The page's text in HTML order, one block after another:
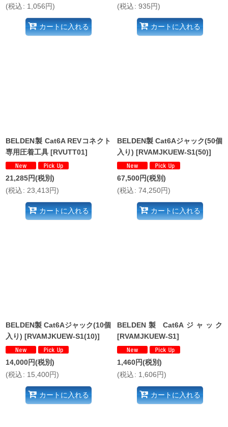
(税込: 1,056円)
カートに入れる
(税込: 935円)
カートに入れる
BELDEN製 Cat6A REVコネクト
専用圧着工具 [RVUTT01]
21,285円(税別)
(税込: 23,413円)
カートに入れる
BELDEN製 Cat6Aジャック(50個
入り) [RVAMJKUEW-S1(50)]
67,500円(税別)
(税込: 74,250円)
カートに入れる
BELDEN製 Cat6Aジャック(10個
入り) [RVAMJKUEW-S1(10)]
14,000円(税別)
(税込: 15,400円)
カートに入れる
BELDEN製 Cat6Aジャック
[RVAMJKUEW-S1]
1,460円(税別)
(税込: 1,606円)
カートに入れる